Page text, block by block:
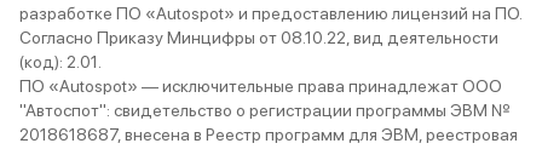
разработке ПО «Autospot» и предоставлению лицензий на ПО.
Согласно Приказу Минцифры от 08.10.22, вид деятельности
(код): 2.01.
ПО «Autospot» — исключительные права принадлежат ООО
"Автоспот": свидетельство о регистрации программы ЭВМ №
2018618687, внесена в Реестр программ для ЭВМ, реестровая